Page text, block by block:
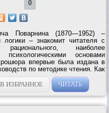
0
Поварнина (1870—1952) –
логики – знакомит читателя с
наиболее
основами
впервые была издана в
по методике чтения. Как
к изданию 1924 года, – это
В ИЗБРАННОЕ ЧИТАТЬ